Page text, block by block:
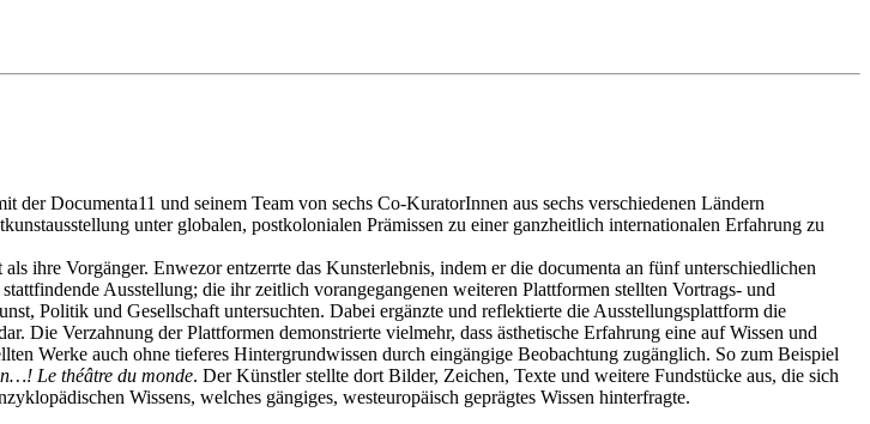
Documenta11 und seinem Team von sechs Co-KuratorInnen aus sechs verschiedenen Ländern
unter globalen, postkolonialen Prämissen zu einer ganzheitlich internationalen Erfahrung zu
ihre Vorgänger. Enwezor entzerrte das Kunsterlebnis, indem er die documenta an fünf unterschiedlichen
Ausstellung; die ihr zeitlich vorangegangenen weiteren Plattformen stellten Vortrags- und
Politik und Gesellschaft untersuchten. Dabei ergänzte und reflektierte die Ausstellungsplattform die
Die Verzahnung der Plattformen demonstrierte vielmehr, dass ästhetische Erfahrung eine auf Wissen und
Werke auch ohne tieferes Hintergrundwissen durch eingängige Beobachtung zugänglich. So zum Beispiel
Le théâtre du monde. Der Künstler stellte dort Bilder, Zeichen, Texte und weitere Fundstücke aus, die sich
Wissens, welches gängiges, westeuropäisch geprägtes Wissen hinterfragte.